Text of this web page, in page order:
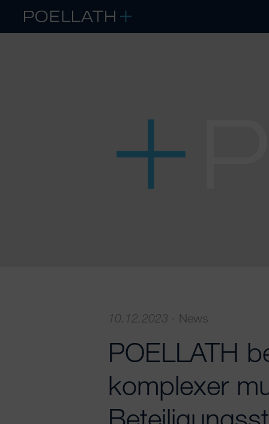
10.12.2023 · News
POELLATH
komplexer